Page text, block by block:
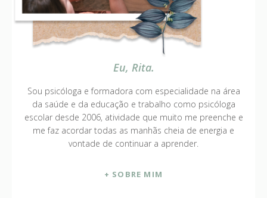
Eu, Rita.
Sou psicóloga e formadora com especialidade na área
da saúde e da educação e trabalho como psicóloga
escolar desde 2006, atividade que muito me preenche e
me faz acordar todas as manhãs cheia de energia e
vontade de continuar a aprender.
+ SOBRE MIM